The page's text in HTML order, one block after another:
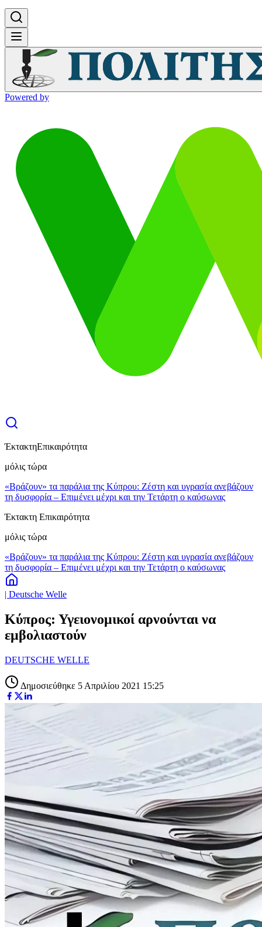
Powered by
ΈκτακτηΕπικαιρότητα
μόλις τώρα
«Βράζουν» τα παράλια της Κύπρου: Ζέστη και υγρασία ανεβάζουν
τη δυσφορία – Επιμένει μέχρι και την Τετάρτη ο καύσωνας
Έκτακτη Επικαιρότητα
μόλις τώρα
«Βράζουν» τα παράλια της Κύπρου: Ζέστη και υγρασία ανεβάζουν
τη δυσφορία – Επιμένει μέχρι και την Τετάρτη ο καύσωνας
| Deutsche Welle
Κύπρος: Υγειονομικοί αρνούνται να
εμβολιαστούν
DEUTSCHE WELLE
Δημοσιεύθηκε 5 Απριλίου 2021 15:25